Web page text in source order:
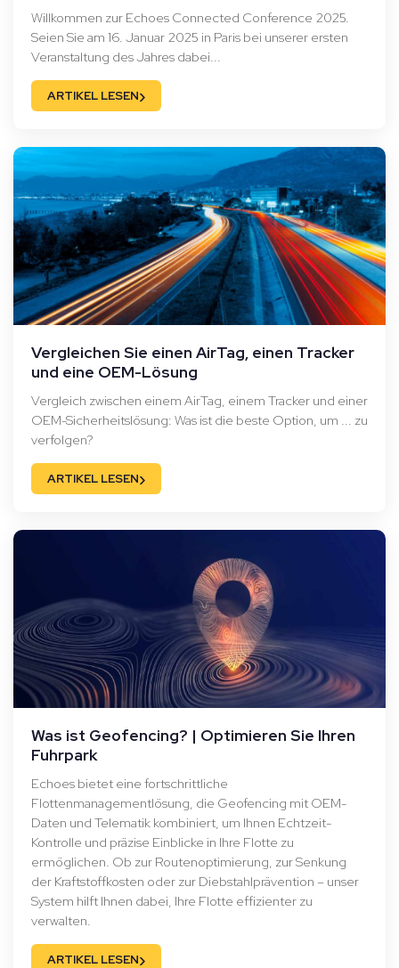
Willkommen zur Echoes Connected Conference 2025.
Seien Sie am 16. Januar 2025 in Paris bei unserer ersten
Veranstaltung des Jahres dabei...
ARTIKEL LESEN›
Vergleichen Sie einen AirTag, einen Tracker
und eine OEM-Lösung
Vergleich zwischen einem AirTag, einem Tracker und einer
OEM-Sicherheitslösung: Was ist die beste Option, um ... zu
verfolgen?
ARTIKEL LESEN›
Was ist Geofencing? | Optimieren Sie Ihren
Fuhrpark
Echoes bietet eine fortschrittliche
Flottenmanagementlösung, die Geofencing mit OEM-
Daten und Telematik kombiniert, um Ihnen Echtzeit-
Kontrolle und präzise Einblicke in Ihre Flotte zu
ermöglichen. Ob zur Routenoptimierung, zur Senkung
der Kraftstoffkosten oder zur Diebstahlprävention – unser
System hilft Ihnen dabei, Ihre Flotte effizienter zu
verwalten.
ARTIKEL LESEN›